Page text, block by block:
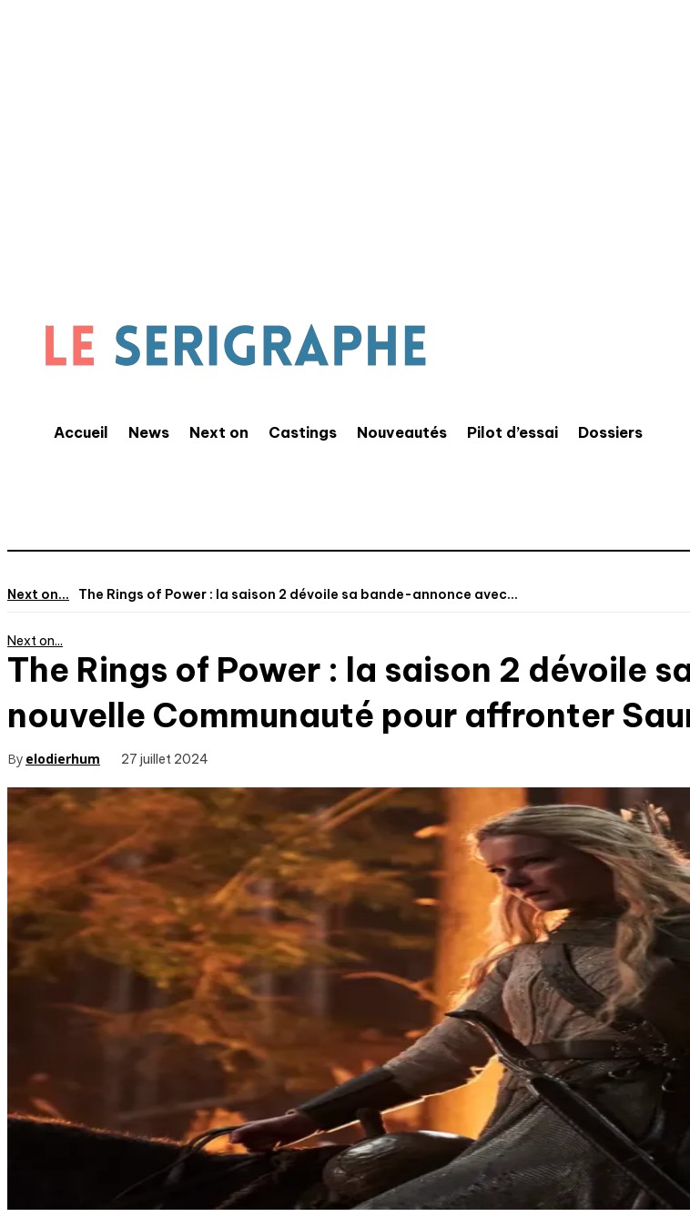
Accueil News Next on Castings Nouveautés Pilot d’essai Dossiers
Next on... The Rings of Power : la saison 2 dévoile sa bande-annonce avec...
Next on...
The Rings of Power : la saison 2 dévoile
nouvelle Communauté pour affronter
By elodierhum 27 juillet 2024